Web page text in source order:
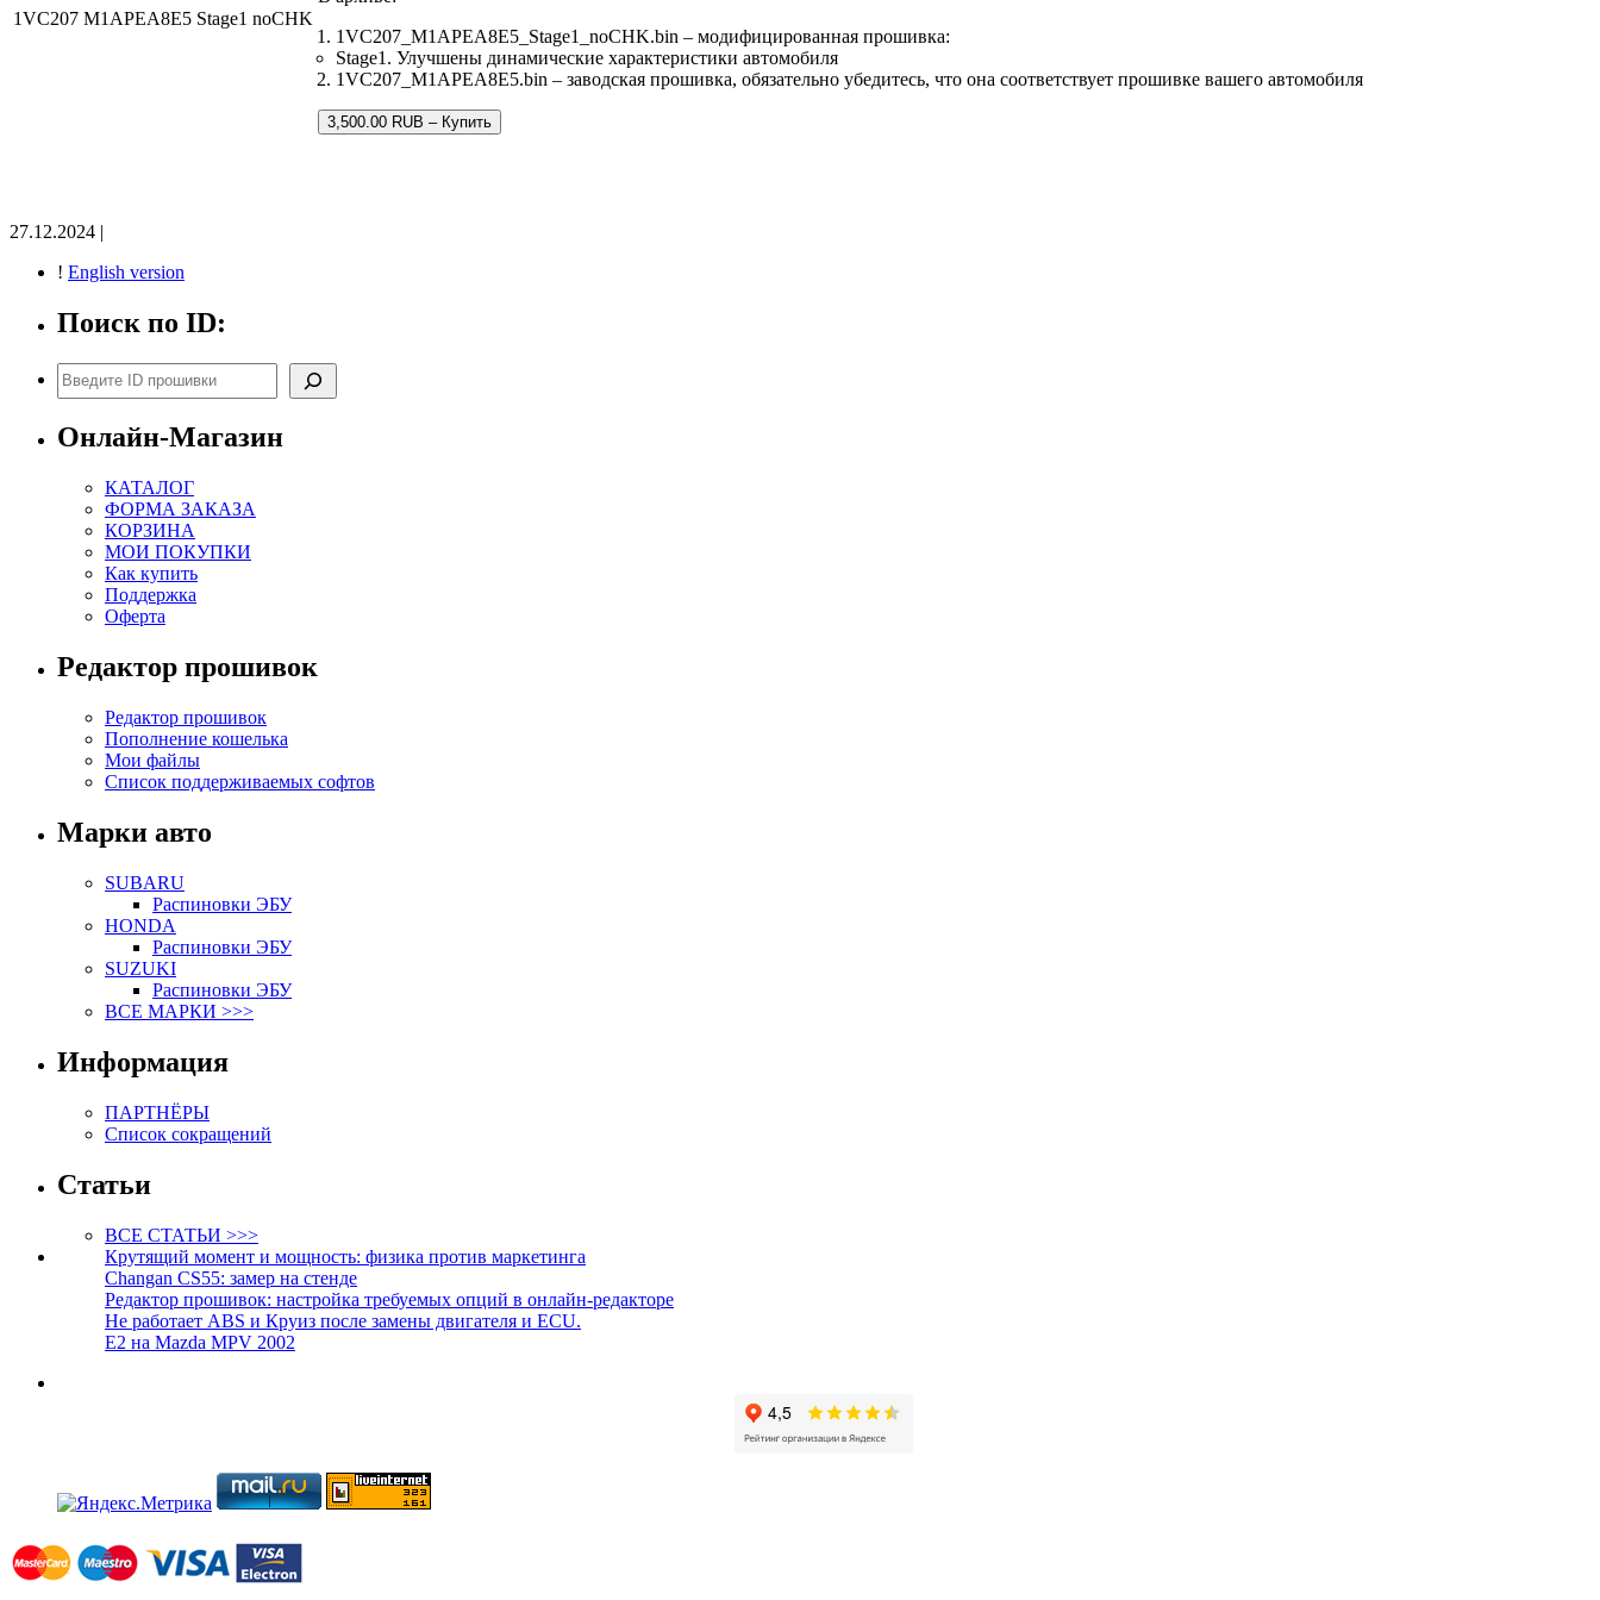
1VC207 M1APEA8E5 Stage1 noCHK
1VC207_M1APEA8E5_Stage1_noCHK.bin – модифицированная прошивка:
Stage1. Улучшены динамические характеристики автомобиля
1VC207_M1APEA8E5.bin – заводская прошивка, обязательно убедитесь, что она соответствует прошивке вашего автомобиля
3,500.00 RUB – Купить
27.12.2024 |
! English version
Поиск по ID:
Поиск
Онлайн-Магазин
КАТАЛОГ
ФОРМА ЗАКАЗА
КОРЗИНА
МОИ ПОКУПКИ
Как купить
Поддержка
Оферта
Редактор прошивок
Редактор прошивок
Пополнение кошелька
Мои файлы
Список поддерживаемых софтов
Марки авто
SUBARU
Распиновки ЭБУ
HONDA
Распиновки ЭБУ
SUZUKI
Распиновки ЭБУ
ВСЕ МАРКИ >>>
Информация
ПАРТНЁРЫ
Список сокращений
Статьи
ВСЕ СТАТЬИ >>>
Крутящий момент и мощность: физика против маркетинга
Changan CS55: замер на стенде
Редактор прошивок: настройка требуемых опций в онлайн-редакторе
Не работает ABS и Круиз после замены двигателя и ECU.
E2 на Mazda MPV 2002